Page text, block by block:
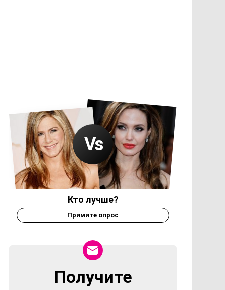
Кто лучше?
Примите опрос
NEWSLETTER
Получите